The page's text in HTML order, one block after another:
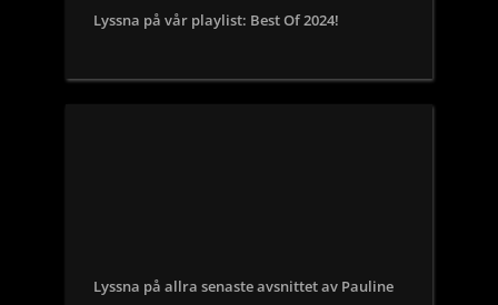
Lyssna på vår playlist: Best Of 2024!
Lyssna på allra senaste avsnittet av Pauline